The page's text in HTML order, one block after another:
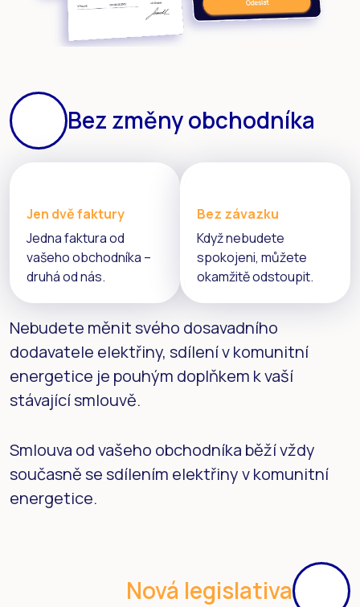
Bez změny obchodníka
Jen dvě faktury
Jedna faktura od
vašeho obchodníka –
druhá od nás.
Bez závazku
Když nebudete
spokojeni, můžete
okamžitě odstoupit.
Nebudete měnit svého dosavadního
dodavatele elektřiny, sdílení v komunitní
energetice je pouhým doplňkem k vaší
stávající smlouvě.
Smlouva od vašeho obchodníka běží vždy
současně se sdílením elektřiny v komunitní
energetice.
Nová legislativa